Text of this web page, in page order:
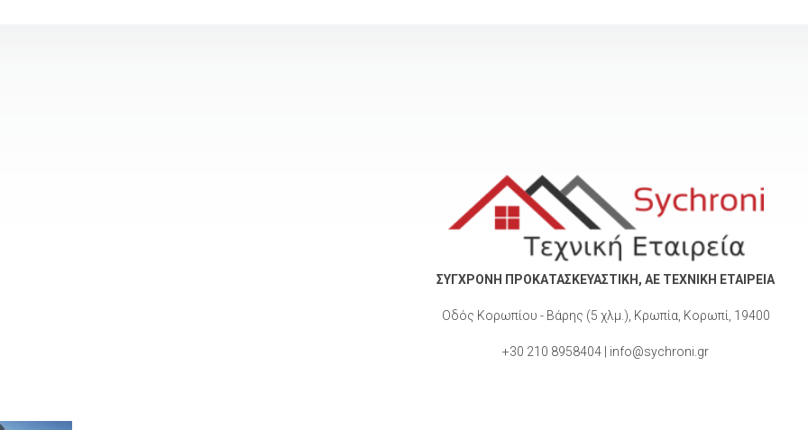
ΣΥΓΧΡΟΝΗ ΠΡΟΚΑΤΑΣΚΕΥΑΣΤΙΚΗ, ΑΕ ΤΕΧΝΙΚΗ ΕΤΑΙΡΕΙΑ
Οδός Κορωπίου - Βάρης (5 χλμ.), Κρωπία, Κορωπί, 19400
+30 210 8958404 | info@sychroni.gr